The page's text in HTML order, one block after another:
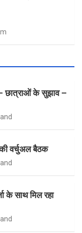
– छात्राओं के सुझाव –
वर्चुअल बैठक
के साथ मिल रहा